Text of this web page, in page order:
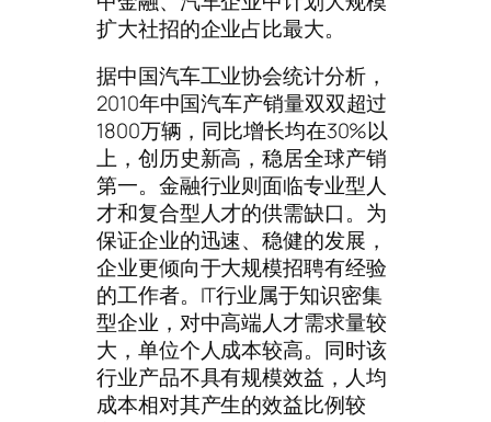
扩大社招的企业占比最大。
据中国汽车工业协会统计分析，
2010年中国汽车产销量双双超过
1800万辆，同比增长均在30%以
上，创历史新高，稳居全球产销
第一。金融行业则面临专业型人
才和复合型人才的供需缺口。为
保证企业的迅速、稳健的发展，
企业更倾向于大规模招聘有经验
的工作者。IT行业属于知识密集
型企业，对中高端人才需求量较
大，单位个人成本较高。同时该
行业产品不具有规模效益，人均
成本相对其产生的效益比例较